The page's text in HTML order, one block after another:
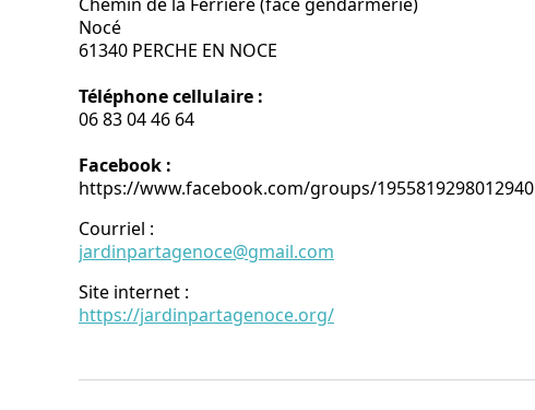
Nocé
61340 PERCHE EN NOCE
Téléphone cellulaire :
06 83 04 46 64
Facebook :
https://www.facebook.com/groups/1955819298012940
Courriel :
jardinpartagenoce@gmail.com
Site internet :
https://jardinpartagenoce.org/